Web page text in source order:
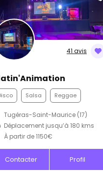
41 avis
Salsa Reggae
Tugéras-Saint-Maurice (17)
Déplacement jusqu’à 180 kms
À partir de 1150€
Contacter Profil